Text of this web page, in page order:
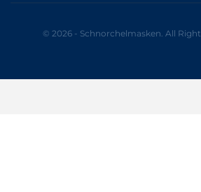
© 2026 - Schnorchelmasken. All